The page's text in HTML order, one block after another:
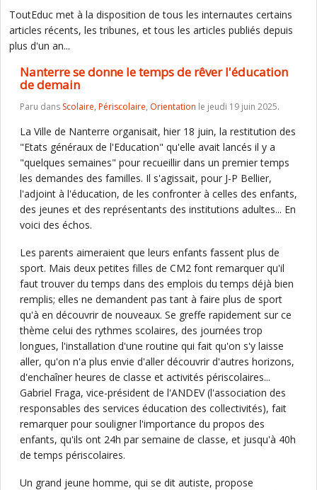
ToutEduc met à la disposition de tous les internautes certains
articles récents, les tribunes, et tous les articles publiés depuis
plus d'un an...
Nanterre se donne le temps de rêver l'éducation
de demain
Paru dans Scolaire, Périscolaire, Orientation le jeudi 19 juin 2025.
La Ville de Nanterre organisait, hier 18 juin, la restitution des
"Etats généraux de l'Education" qu'elle avait lancés il y a
"quelques semaines" pour recueillir dans un premier temps
les demandes des familles. Il s'agissait, pour J-P Bellier,
l'adjoint à l'éducation, de les confronter à celles des enfants,
des jeunes et des représentants des institutions adultes... En
voici des échos.
Les parents aimeraient que leurs enfants fassent plus de
sport. Mais deux petites filles de CM2 font remarquer qu'il
faut trouver du temps dans des emplois du temps déjà bien
remplis; elles ne demandent pas tant à faire plus de sport
qu'à en découvrir de nouveaux. Se greffe rapidement sur ce
thème celui des rythmes scolaires, des journées trop
longues, l'installation d'une routine qui fait qu'on s'y laisse
aller, qu'on n'a plus envie d'aller découvrir d'autres horizons,
d'enchaîner heures de classe et activités périscolaires...
Gabriel Fraga, vice-président de l'ANDEV (l'association des
responsables des services éducation des collectivités), fait
remarquer pour souligner l'importance du propos des
enfants, qu'ils ont 24h par semaine de classe, et jusqu'à 40h
de temps périscolaires.
Un grand jeune homme, qui se dit autiste, propose